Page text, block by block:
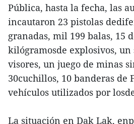
Pública, hasta la fecha, las
incautaron 23 pistolas
granadas, mil 199 balas, 15
kilógramosde explosivos,
visores, un juego de minas
30cuchillos, 10 banderas de
vehículos utilizados por
La situación en Dak Lak,